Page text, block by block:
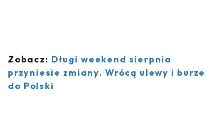
Zobacz: Długi weekend sierpnia
przyniesie zmiany. Wrócą ulewy i burze
do Polski